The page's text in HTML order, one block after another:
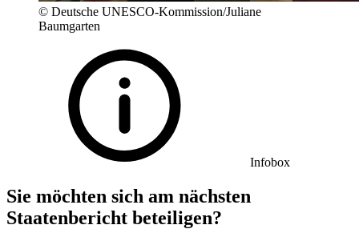
© Deutsche UNESCO-Kommission/Juliane
Baumgarten
Infobox
Sie möchten sich am nächsten
Staatenbericht beteiligen?